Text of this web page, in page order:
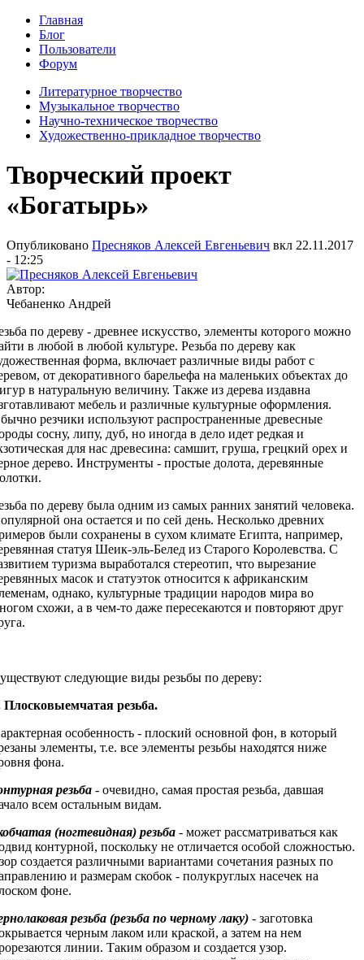
Главная
Блог
Пользователи
Форум
Литературное творчество
Музыкальное творчество
Научно-техническое творчество
Художественно-прикладное творчество
Творческий проект
«Богатырь»
Опубликовано Пресняков Алексей Евгеньевич вкл 22.11.2017
- 12:25
Автор:
Чебаненко Андрей
по дереву - древнее искусство, элементы которого можно
в лю­бой в любой культуре. Резьба по дереву как
форма, включает различные виды работ с
от декоративного барельефа на маленьких объектах до
в натуральную величину. Также из дерева издавна
мебель и различные культурные оформления.
резчики используют распространенные древесные
сосну, липу, дуб, но иногда в дело идет редкая и
для нас древесина: самшит, груша, грецкий орех и
дерево. Инструменты - простые долота, деревянные
по дереву была одним из самых ранних занятий человека.
она остается и по сей день. Несколько древних
были сохранены в сухом климате Египта, например,
статуя Шеик-эль-Белед из Старого Королевства. С
туризма выработался стереотип, что вырезание
масок и статуэток относится к африканским
однако, культурные традиции народов мира во
схожи, а в чем-то даже пересекаются и повторяют друг
следующие виды резьбы по дереву:
Плосковыемчатая резьба.
особенность - плоский основной фон, в который
элементы, т.е. все элементы резьбы находятся ниже
фона.
резьба - очевидно, самая простая резьба, давшая
всем остальным видам.
(ногтевидная) резьба - может рассматриваться как
контурной, поскольку не отличается особой сложностью.
создается различными вариантами сочетания разных по
и размерам скобок - полукруглых насечек на
фоне.
резьба (резьба по черному лаку) - заготовка
черным лаком или краской, а затем на нем
линии. Таким образом и создается узор.